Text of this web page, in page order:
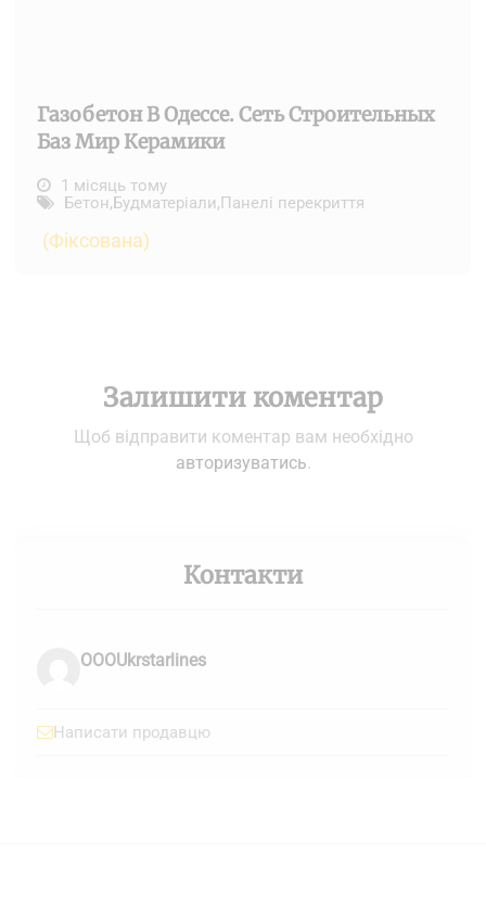
Газобетон В Одессе. Сеть Строительных
Баз Мир Керамики
1 місяць тому
Бетон,Будматеріали,Панелі перекриття
(Фіксована)
Залишити коментар
Щоб відправити коментар вам необхідно
авторизуватись
Контакти
OOOUkrstarlines
Написати продавцю